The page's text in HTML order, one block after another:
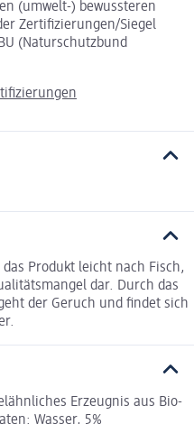
(umwelt-) bewussteren
Zertifizierungen/Siegel
(Naturschutzbund
Produkt leicht nach Fisch,
dar. Durch das
der Geruch und findet sich
Erzeugnis aus Bio-
Wasser, 5%